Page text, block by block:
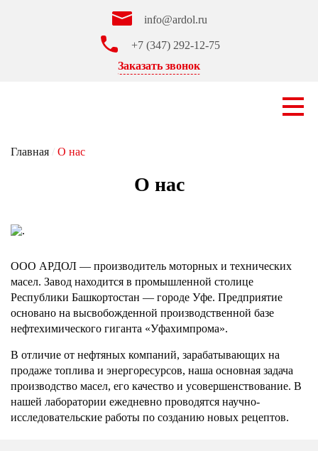
info@ardol.ru
+7 (347) 292-12-75
Заказать звонок
Главная / О нас
О нас
ООО АРДОЛ — производитель моторных и технических
масел. Завод находится в промышленной столице
Республики Башкортостан — городе Уфе. Предприятие
основано на высвобожденной производственной базе
нефтехимического гиганта «Уфахимпрома».
В отличие от нефтяных компаний, зарабатывающих на
продаже топлива и энергоресурсов, наша основная задача
производство масел, его качество и усовершенствование. В
нашей лаборатории ежедневно проводятся научно-
исследовательские работы по созданию новых рецептов.